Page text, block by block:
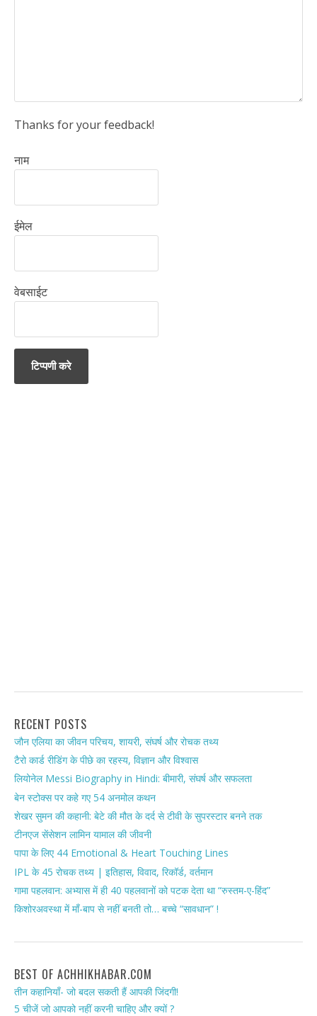
Thanks for your feedback!
नाम
ईमेल
वेबसाईट
RECENT POSTS
जौन एलिया का जीवन परिचय, शायरी, संघर्ष और रोचक तथ्य
टैरो कार्ड रीडिंग के पीछे का रहस्य, विज्ञान और विश्वास
लियोनेल Messi Biography in Hindi: बीमारी, संघर्ष और सफलता
बेन स्टोक्स पर कहे गए 54 अनमोल कथन
शेखर सुमन की कहानी: बेटे की मौत के दर्द से टीवी के सुपरस्टार बनने तक
टीनएज सेंसेशन लामिन यामाल की जीवनी
पापा के लिए 44 Emotional & Heart Touching Lines
IPL के 45 रोचक तथ्य | इतिहास, विवाद, रिकॉर्ड, वर्तमान
गामा पहलवान: अभ्यास में ही 40 पहलवानों को पटक देता था “रुस्तम-ए-हिंद”
किशोरअवस्था में माँ-बाप से नहीं बनती तो… बच्चे “सावधान” !
BEST OF ACHHIKHABAR.COM
तीन कहानियाँ- जो बदल सकती हैं आपकी जिंदगी!
5 चीजें जो आपको नहीं करनी चाहिए और क्यों ?